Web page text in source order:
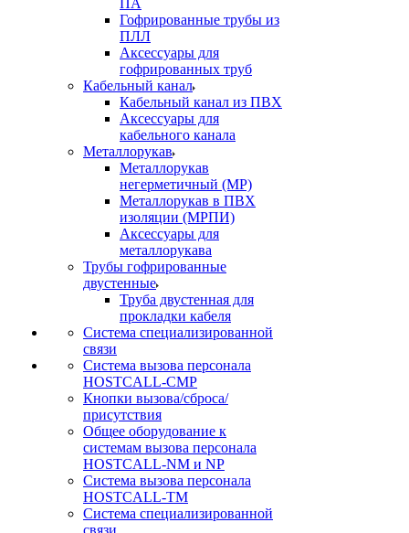
ПА
Гофрированные трубы из
ПЛЛ
Аксессуары для
гофрированных труб
Кабельный канал
Кабельный канал из ПВХ
Аксессуары для
кабельного канала
Металлорукав
Металлорукав
негерметичный (МР)
Металлорукав в ПВХ
изоляции (МРПИ)
Аксессуары для
металлорукава
Трубы гофрированные
двустенные
Труба двустенная для
прокладки кабеля
Система специализированной
связи
Cистема вызова персонала
HOSTCALL-CMP
Кнопки вызова/сброса/
присутствия
Общее оборудование к
системам вызова персонала
HOSTCALL-NM и NP
Система вызова персонала
HOSTCALL-TM
Система специализированной
связи